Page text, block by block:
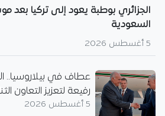
الجزائري بوطبة يعود إلى تركيا بعد
السعودية
5 أغسطس 2026
عطاف في بيلاروسيا..
رفيعة لتعزيز التعاون
5 أغسطس 2026